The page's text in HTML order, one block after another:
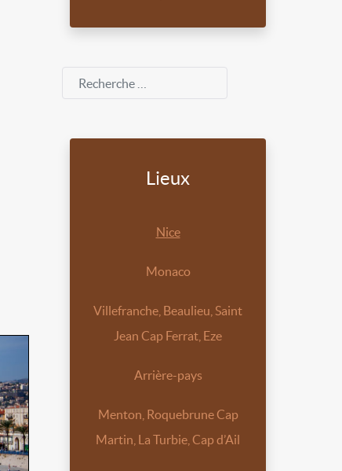
Rechercher
Lieux
Nice
Monaco
Villefranche, Beaulieu, Saint
Jean Cap Ferrat, Eze
Arrière-pays
Menton, Roquebrune Cap
Martin, La Turbie, Cap d’Ail